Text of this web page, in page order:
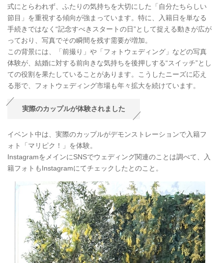
式にとらわれず、ふたりの気持ちを大切にした「自分たちらしい
節目」を重視する傾向が強まっています。特に、入籍日を単なる
手続きではなく“記念すべきスタートの日”として捉える動きが広が
っており、写真でその瞬間を残す需要が増加。
この背景には、「前撮り」や「フォトウェディング」などの写真
体験が、結婚に対する前向きな気持ちを後押しする“スイッチ”とし
ての役割を果たしていることがあります。こうしたニーズに応え
る形で、フォトウェディング市場も年々拡大を続けています。
実際のカップルが体験されました
イベント中は、実際のカップルがデモンストレーションで入籍フ
ォト「マリピク！」を体験。
InstagramをメインにSNSでウェディング関連のことは調べて、入
籍フォトもInstagramにてチェックしたとのこと。